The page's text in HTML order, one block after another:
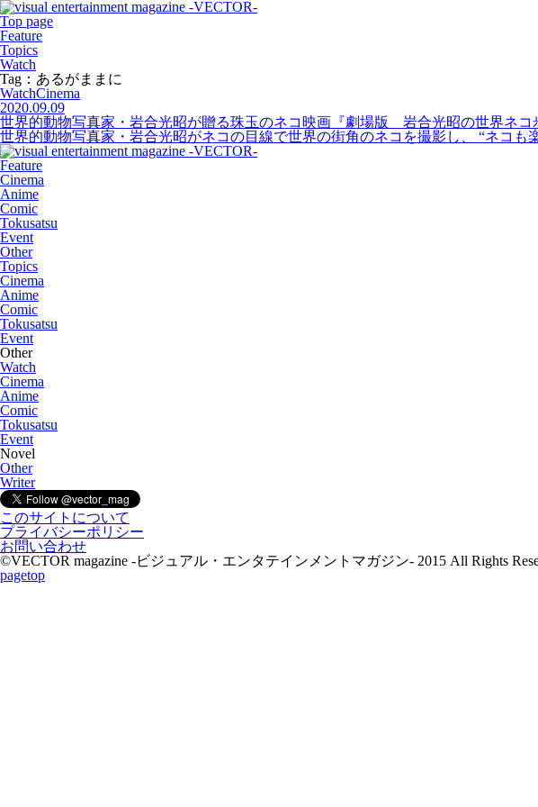
Top page
Feature
Topics
Watch
Tag：あるがままに
WatchCinema
2020.09.09
世界的動物写真家・岩合光昭が贈る珠玉のネコ映画『劇場版 岩合光昭の世界ネ
世界的動物写真家・岩合光昭がネコの目線で世界の街角のネコを撮影し、 “ネコ
Feature
Cinema
Anime
Comic
Tokusatsu
Event
Other
Topics
Cinema
Anime
Comic
Tokusatsu
Event
Other
Watch
Cinema
Anime
Comic
Tokusatsu
Event
Novel
Other
Writer
このサイトについて
プライバシーポリシー
お問い合わせ
©VECTOR magazine -ビジュアル・エンタテインメントマガジン- 2015 All Rights
pagetop